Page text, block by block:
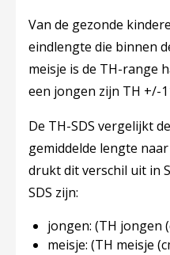
Van de gezonde
eindlengte die binnen
meisje is de TH-range
een jongen zijn TH +/-
De TH-SDS vergelijkt
gemiddelde lengte
drukt dit verschil uit in
SDS zijn:
jongen: (TH jongen
meisje: (TH meisje